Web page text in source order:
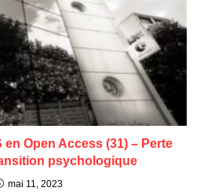
en Open Access (31) – Perte
psychologique
mai 11, 2023